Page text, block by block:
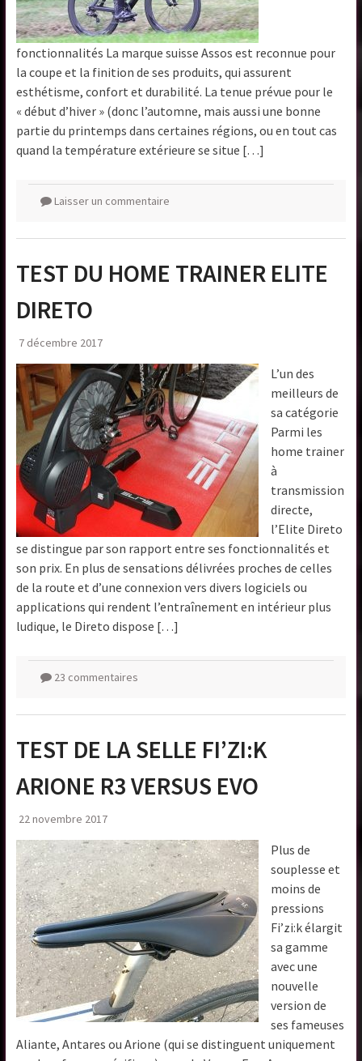
fonctionnalités La marque suisse Assos est reconnue pour
la coupe et la finition de ses produits, qui assurent
esthétisme, confort et durabilité. La tenue prévue pour le
« début d’hiver » (donc l’automne, mais aussi une bonne
partie du printemps dans certaines régions, ou en tout cas
quand la température extérieure se situe […]
Laisser un commentaire
TEST DU HOME TRAINER ELITE
DIRETO
7 décembre 2017
L’un des
meilleurs de
sa catégorie
Parmi les
home trainer
à
transmission
directe,
l’Elite Direto
se distingue par son rapport entre ses fonctionnalités et
son prix. En plus de sensations délivrées proches de celles
de la route et d’une connexion vers divers logiciels ou
applications qui rendent l’entraînement en intérieur plus
ludique, le Direto dispose […]
23 commentaires
TEST DE LA SELLE FI’ZI:K
ARIONE R3 VERSUS EVO
22 novembre 2017
Plus de
souplesse et
moins de
pressions
Fi’zi:k élargit
sa gamme
avec une
nouvelle
version de
ses fameuses
Aliante, Antares ou Arione (qui se distinguent uniquement